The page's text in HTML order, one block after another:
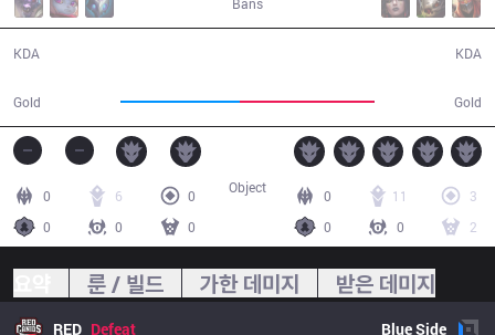
KDA
Gold Gold
KDA
0 6
0
0
0 0
0 11
3
0
0 2
Object
룬 / 빌드 가한 데미지 받은 데미지
RED Defeat BlueSide